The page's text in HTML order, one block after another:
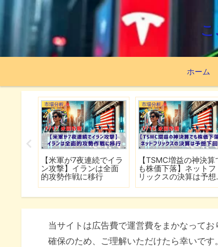
ホーム
市場分析
【米軍が7夜連続でイラ
ン攻撃】イランは全面
的攻勢作戦に移行
市場分析
【TSMC増益の神決算
も株価下落】ネットフ
リックスの決算は予想
当サイトは広告費で運営費をまかなって
確保のため、ご理解いただけたら幸いです